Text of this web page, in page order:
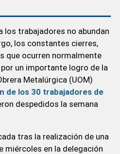
los trabajadores no abundan
los constantes cierres,
que ocurren normalmente
un importante logro de la
Metalúrgica (UOM)
de los 30 trabajadores de
despedidos la semana
tras la realización de una
miércoles en la delegación